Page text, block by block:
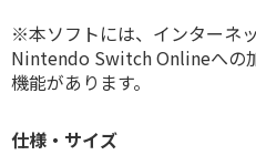
※本ソフトには、インターネ
Nintendo Switch Onlineへの
機能があります。
仕様・サイズ